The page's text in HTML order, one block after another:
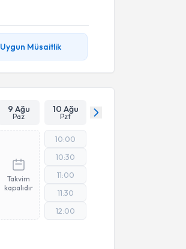
Uygun Müsaitlik
9 Ağu
Paz
10 Ağu
Pzt
Takvim
kapalıdır
10:00
10:30
11:00
11:30
12:00